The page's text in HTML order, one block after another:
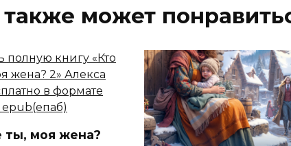
может
ты, моя жена?